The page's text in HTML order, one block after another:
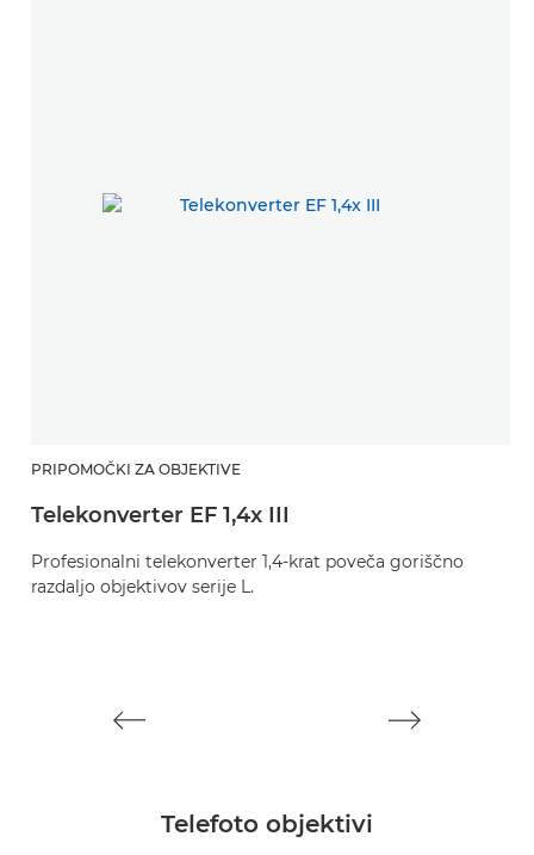
PRIPOMOČKI ZA OBJEKTIVE
Telekonverter EF 1,4x III
Profesionalni telekonverter 1,4-krat poveča goriščno
razdaljo objektivov serije L.
Telefoto objektivi